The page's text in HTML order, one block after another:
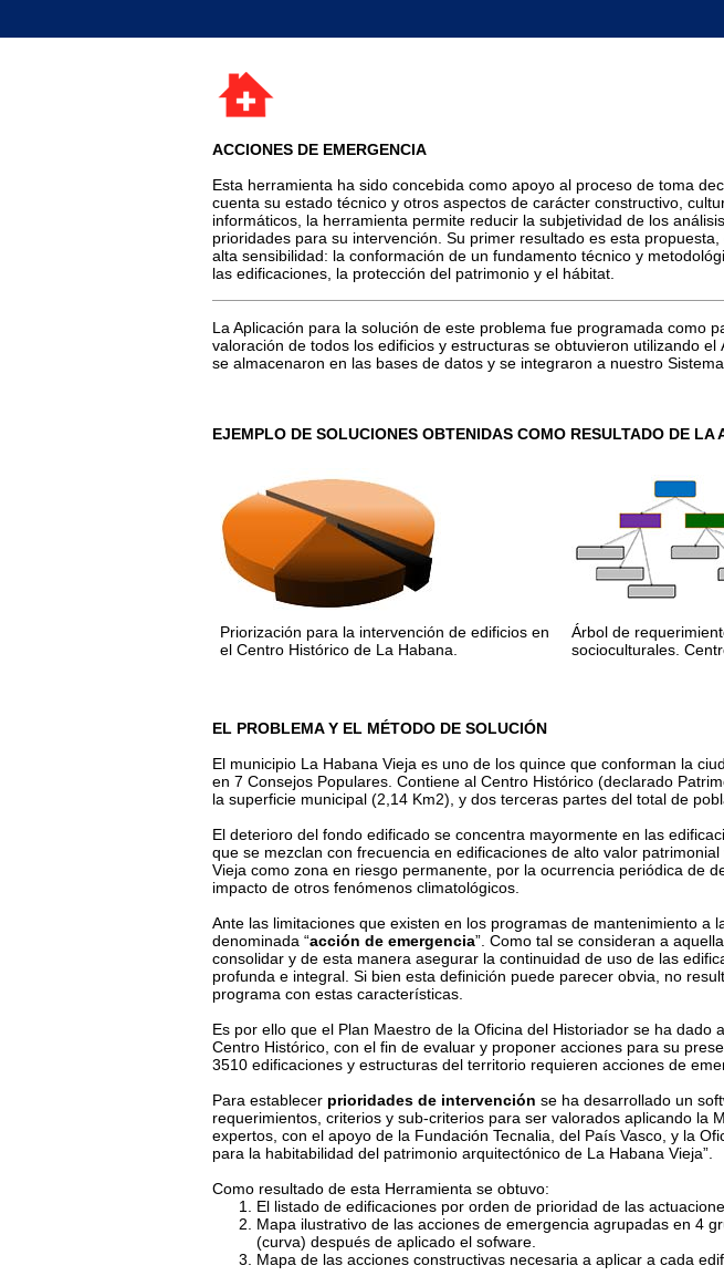
ACCIONES DE EMERGENCIA
Esta herramienta ha sido concebida como apoyo al proceso de toma
cuenta su estado técnico y otros aspectos de carácter constructivo,
informáticos, la herramienta permite reducir la subjetividad de los
prioridades para su intervención. Su primer resultado es esta
alta sensibilidad: la conformación de un fundamento técnico y
las edificaciones, la protección del patrimonio y el hábitat.
La Aplicación para la solución de este problema fue programada como
valoración de todos los edificios y estructuras se obtuvieron utilizando
se almacenaron en las bases de datos y se integraron a nuestro
EJEMPLO DE SOLUCIONES OBTENIDAS COMO RESULTADO DE LA
Priorización para la intervención de edificios en
el Centro Histórico de La Habana.
Árbol de
socioculturales.
EL PROBLEMA Y EL MÉTODO DE SOLUCIÓN
El municipio La Habana Vieja es uno de los quince que conforman la
en 7 Consejos Populares. Contiene al Centro Histórico (declarado
la superficie municipal (2,14 Km2), y dos terceras partes del total de
El deterioro del fondo edificado se concentra mayormente en las
que se mezclan con frecuencia en edificaciones de alto valor
Vieja como zona en riesgo permanente, por la ocurrencia periódica de
impacto de otros fenómenos climatológicos.
Ante las limitaciones que existen en los programas de mantenimiento
denominada “acción de emergencia”. Como tal se consideran a
consolidar y de esta manera asegurar la continuidad de uso de las
profunda e integral. Si bien esta definición puede parecer obvia, no
programa con estas características.
Es por ello que el Plan Maestro de la Oficina del Historiador se ha
Centro Histórico, con el fin de evaluar y proponer acciones para su
3510 edificaciones y estructuras del territorio requieren acciones de
Para establecer prioridades de intervención se ha desarrollado un
requerimientos, criterios y sub-criterios para ser valorados aplicando la
expertos, con el apoyo de la Fundación Tecnalia, del País Vasco, y la
para la habitabilidad del patrimonio arquitectónico de La Habana Vieja”.
Como resultado de esta Herramienta se obtuvo:
El listado de edificaciones por orden de prioridad de las
Mapa ilustrativo de las acciones de emergencia agrupadas en 4
(curva) después de aplicado el sofware.
Mapa de las acciones constructivas necesaria a aplicar a cada